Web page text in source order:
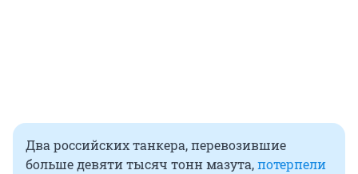
Два российских танкера, перевозившие
больше девяти тысяч тонн мазута,потерпели